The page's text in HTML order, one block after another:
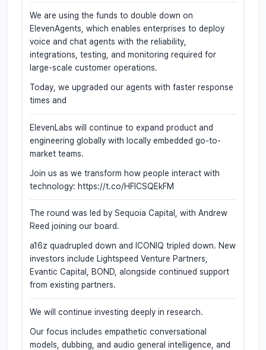
We are using the funds to double down on
ElevenAgents, which enables enterprises to deploy
voice and chat agents with the reliability,
integrations, testing, and monitoring required for
large-scale customer operations.
Today, we upgraded our agents with faster response
times and
ElevenLabs will continue to expand product and
engineering globally with locally embedded go-to-
market teams.
Join us as we transform how people interact with
technology: https://t.co/HFlCSQEkFM
The round was led by Sequoia Capital, with Andrew
Reed joining our board.
a16z quadrupled down and ICONIQ tripled down. New
investors include Lightspeed Venture Partners,
Evantic Capital, BOND, alongside continued support
from existing partners.
We will continue investing deeply in research.
Our focus includes empathetic conversational
models, dubbing, and audio general intelligence, and